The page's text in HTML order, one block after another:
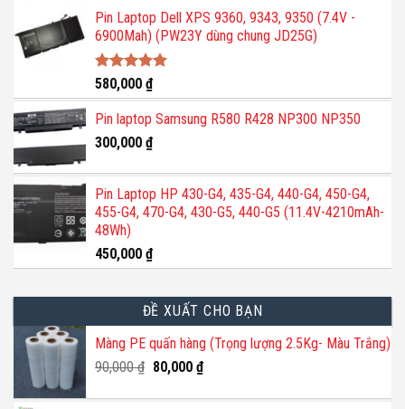
Pin Laptop Dell XPS 9360, 9343, 9350 (7.4V -
6900Mah) (PW23Y dùng chung JD25G)
Được xếp
hạng5.00
5 sao
580,000 ₫
Pin laptop Samsung R580 R428 NP300 NP350
300,000 ₫
Pin Laptop HP 430-G4, 435-G4, 440-G4, 450-G4,
455-G4, 470-G4, 430-G5, 440-G5 (11.4V-4210mAh-
48Wh)
450,000 ₫
ĐỀ XUẤT CHO BẠN
Màng PE quấn hàng (Trọng lượng 2.5Kg- Màu Trắng)
90,000₫ Giá
là:
80,000 ₫Giá
tại